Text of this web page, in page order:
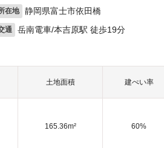
在地 静岡県富士市依田橋
通 岳南電車/本吉原駅 徒歩19分
土地面積 建ぺい率
165.36m² 60%